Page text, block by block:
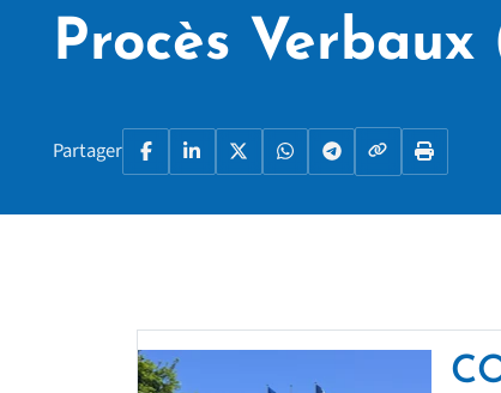
Procès Verbaux
Partager FacebookLinkedIn
X WhatsAppTelegramCopier le lien
Imprimer